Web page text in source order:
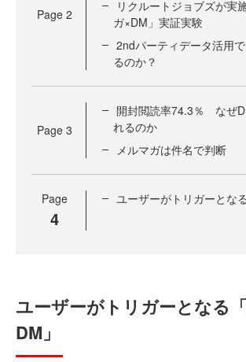
Page 2
リクルートジョブズが実
ガ×DM」実証実験
2ndパーティデータ活用
るのか？
Page 3
開封閲読率74.3％ なぜ
れるのか
メルマガは件名で判断
Page
4
ユーザーがトリガーとな
ユーザーがトリガーとなる
DM」